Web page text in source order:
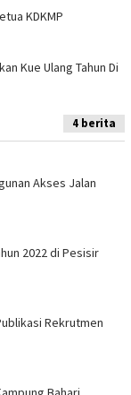
KDKMP
Kue Ulang Tahun Di
4 berita
Akses Jalan
2022 di Pesisir
Rekrutmen